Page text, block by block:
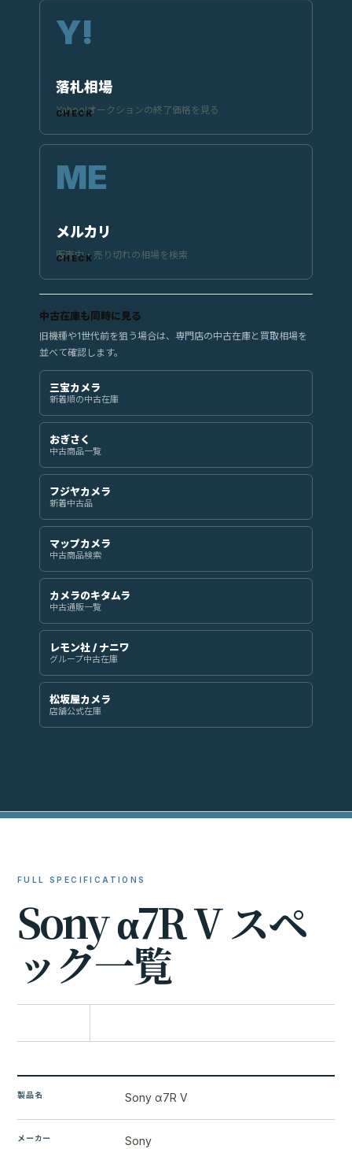
落札相場
Yahoo!オークションの終了価格を見る
メルカリ
販売中・売り切れの相場を検索
中古在庫も同時に見る
旧機種や1世代前を狙う場合は、専門店の中古在庫と買取相場を
並べて確認します。
三宝カメラ
新着順の中古在庫
おぎさく
中古商品一覧
フジヤカメラ
新着中古品
マップカメラ
中古商品検索
カメラのキタムラ
中古通販一覧
レモン社 / ナニワ
グループ中古在庫
松坂屋カメラ
店舗公式在庫
FULL SPECIFICATIONS
Sonyα7RVスペ
ック一覧
製品名 Sony α7R V
メーカー Sony